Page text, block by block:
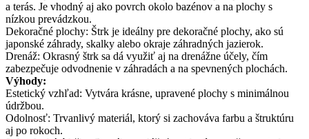
a terás. Je vhodný aj ako povrch okolo bazénov a na plochy s
nízkou prevádzkou.
Dekoračné plochy: Štrk je ideálny pre dekoračné plochy, ako sú
japonské záhrady, skalky alebo okraje záhradných jazierok.
Drenáž: Okrasný štrk sa dá využiť aj na drenážne účely, čím
zabezpečuje odvodnenie v záhradách a na spevnených plochách.
Výhody:
Estetický vzhľad: Vytvára krásne, upravené plochy s minimálnou
údržbou.
Odolnosť: Trvanlivý materiál, ktorý si zachováva farbu a štruktúru
aj po rokoch.